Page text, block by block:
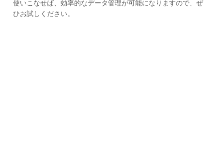
使いこなせば、効率的なデータ管理が可能になりますので、ぜ
ひお試しください。